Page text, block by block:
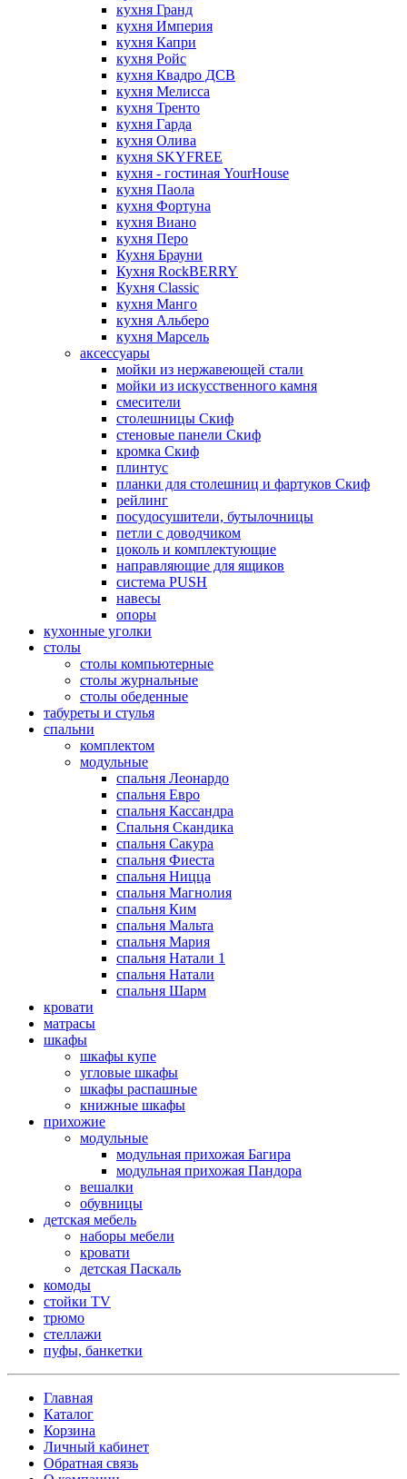
кухня Гранд
кухня Империя
кухня Капри
кухня Ройс
кухня Квадро ДСВ
кухня Мелисса
кухня Тренто
кухня Гарда
кухня Олива
кухня SKYFREE
кухня - гостиная YourHouse
кухня Паола
кухня Фортуна
кухня Виано
кухня Перо
Кухня Брауни
Кухня RockBERRY
Кухня Classic
кухня Манго
кухня Альберо
кухня Марсель
аксессуары
мойки из нержавеющей стали
мойки из искусственного камня
смесители
столешницы Скиф
стеновые панели Скиф
кромка Скиф
плинтус
планки для столешниц и фартуков Скиф
рейлинг
посудосушители, бутылочницы
петли с доводчиком
цоколь и комплектующие
направляющие для ящиков
система PUSH
навесы
опоры
кухонные уголки
столы
столы компьютерные
столы журнальные
столы обеденные
табуреты и стулья
спальни
комплектом
модульные
спальня Леонардо
спальня Евро
спальня Кассандра
Спальня Скандика
спальня Сакура
спальня Фиеста
спальня Ницца
спальня Магнолия
спальня Ким
спальня Мальта
спальня Мария
спальня Натали 1
спальня Натали
спальня Шарм
кровати
матрасы
шкафы
шкафы купе
угловые шкафы
шкафы распашные
книжные шкафы
прихожие
модульные
модульная прихожая Багира
модульная прихожая Пандора
вешалки
обувницы
детская мебель
наборы мебели
кровати
детская Паскаль
комоды
стойки TV
трюмо
стеллажи
пуфы, банкетки
Главная
Каталог
Корзина
Личный кабинет
Обратная связь